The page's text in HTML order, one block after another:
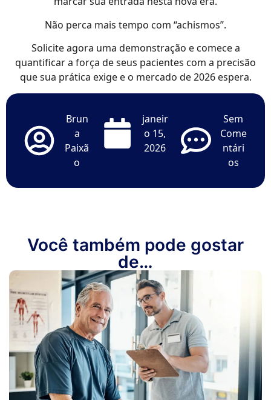
Não perca mais tempo com “achismos”.
Solicite agora uma demonstração e comece a
quantificar a força de seus pacientes com a precisão
que sua prática exige e o mercado de 2026 espera.
Brun
a
Paixã
o
janeir
o 15,
2026
Sem
Come
ntári
os
Você também pode gostar
de…